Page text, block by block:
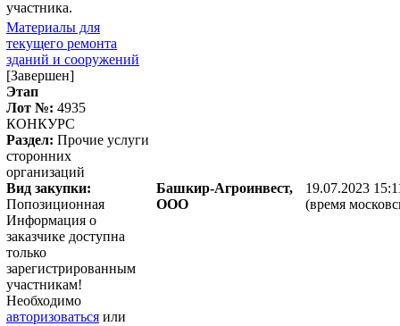
участника.
Материалы для
текущего ремонта
зданий и сооружений
[Завершен]
Этап
Лот №: 4935
КОНКУРС
Раздел: Прочие услуги
сторонних
организаций
Вид закупки:
Попозиционная
Информация о
заказчике доступна
только
зарегистрированным
участникам!
Необходимо
авторизоваться или
Башкир-Агроинвест,
ООО
19.07.2023
(время